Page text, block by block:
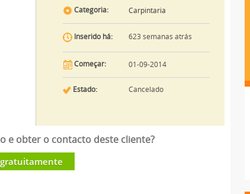
Categoria: Carpintaria
Inserido há: 623 semanas atrás
Começar: 01-09-2014
Estado: Cancelado
e obter o contacto deste cliente?
gratuitamente